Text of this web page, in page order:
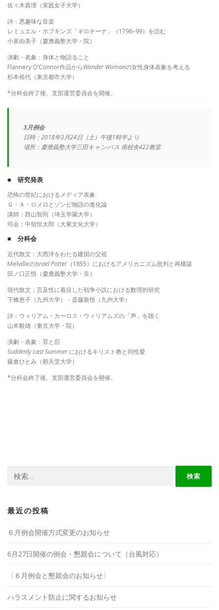
佐々木真理（実践女子大学）
詩：悪趣味な音楽
レミュエル・ホプキンズ「ギロチーナ」（1796–99）を読む
小泉由美子（慶應義塾大学・院）
演劇・表象：身体と物語ること
Flannery O’Connor作品からWonder Womanの女性身体表象を考える
杉本裕代（東京都市大学）
*分科会終了後、支部運営委員会を開催。
3月例会
日時：2018年3月24日（土）午後1時半より
場所：慶應義塾大学三田キャンパス 南校舎422教室
■ 研究発表
恐怖の世紀におけるメディア表象
Ｇ・Ａ・ロメロとゾンビ物語の進化論
講師：西山智則（埼玉学園大学）
司会：中垣恒太郎（大東文化大学）
■ 分科会
近代散文：大西洋をわたる建国の父祖
MelvilleのIsrael Potter （1855）におけるアメリカニズム批判と再構築
田ノ口正悟（慶應義塾大学・非）
現代散文：言及性に着目した戦争小説における数理的研究
下條恵子（九州大学）・斎藤新悟（九州大学）
詩：ウィリアム・カーロス・ウィリアムズの「声」を聴く
山本毅雄（東京大学・院）
演劇・表象：罪と罰
Suddenly Last Summer におけるキリスト教と同性愛
藤倉ひとみ（順天堂大学）
*分科会終了後、支部運営委員会を開催。
索:
最近の投稿
６月例会開催方式変更のお知らせ
6月27日開催の例会・懇親会について（台風対応）
〈６月例会と懇親会のお知らせ〉
ハラスメント防止に関するお知らせ